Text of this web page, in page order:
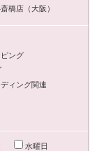
橋店（大阪）
ング
ィング関連
水曜日